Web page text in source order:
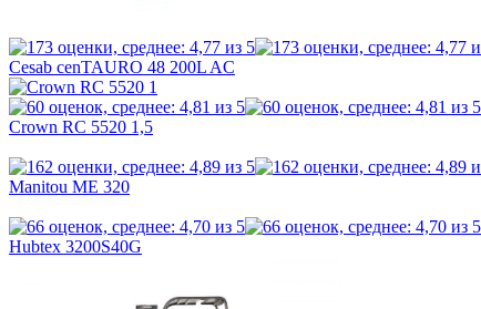
Cesab cenTAURO 48 200L AC
Crown RC 5520 1,5
Manitou ME 320
Hubtex 3200S40G